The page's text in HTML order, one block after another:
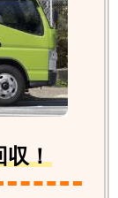
収！